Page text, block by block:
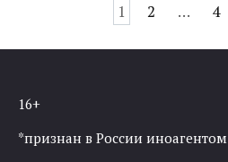
записям
1 2 … 4
16+
*признан в России иноагентом